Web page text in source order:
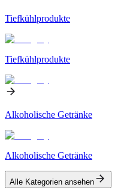
Tiefkühlprodukte
Tiefkühlprodukte
Alkoholische Getränke
Alkoholische Getränke
Alle Kategorien ansehen